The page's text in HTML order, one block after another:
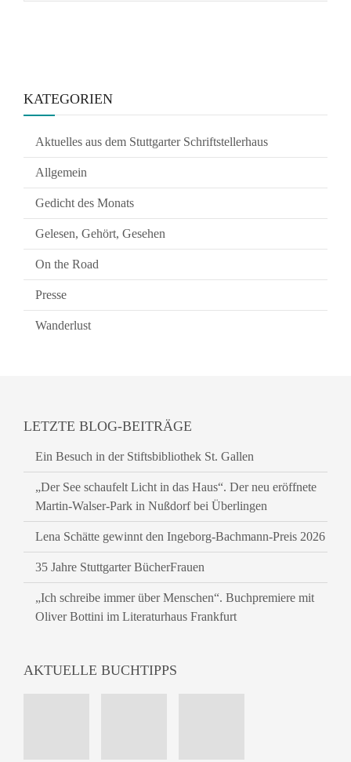
KATEGORIEN
Aktuelles aus dem Stuttgarter Schriftstellerhaus
Allgemein
Gedicht des Monats
Gelesen, Gehört, Gesehen
On the Road
Presse
Wanderlust
LETZTE BLOG-BEITRÄGE
Ein Besuch in der Stiftsbibliothek St. Gallen
„Der See schaufelt Licht in das Haus“. Der neu eröffnete
Martin-Walser-Park in Nußdorf bei Überlingen
Lena Schätte gewinnt den Ingeborg-Bachmann-Preis 2026
35 Jahre Stuttgarter BücherFrauen
„Ich schreibe immer über Menschen“. Buchpremiere mit
Oliver Bottini im Literaturhaus Frankfurt
AKTUELLE BUCHTIPPS